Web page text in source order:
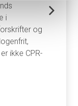
i
og
ikke CPR-